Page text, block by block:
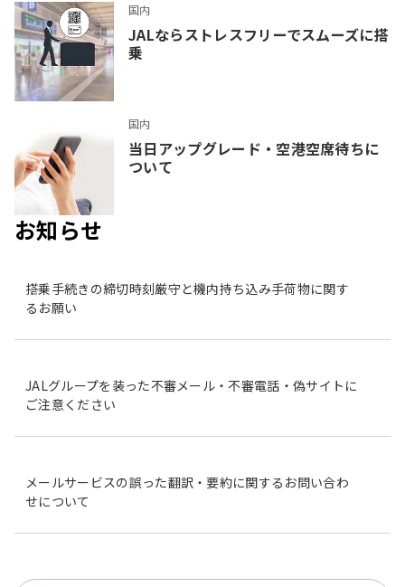
国内
JALならストレスフリーでスムーズに搭
乗
国内
当日アップグレード・空港空席待ちに
ついて
お知らせ
搭乗手続きの締切時刻厳守と機内持ち込み手荷物に関す
るお願い
JALグループを装った不審メール・不審電話・偽サイトに
ご注意ください
メールサービスの誤った翻訳・要約に関するお問い合わ
せについて